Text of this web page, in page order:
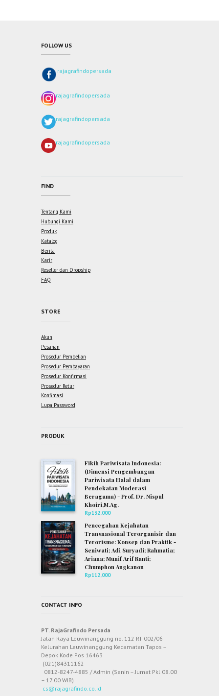
FOLLOW US
rajagrafindopersada
rajagrafindopersada
rajagrafindopersada
rajagrafindopersada
FIND
Tentang Kami
Hubungi Kami
Produk
Katalog
Berita
Karir
Reseller dan Dropship
FAQ
STORE
Akun
Pesanan
Prosedur Pembelian
Prosedur Pembayaran
Prosedur Konfirmasi
Prosedur Retur
Konfimasi
Lupa Password
PRODUK
Fikih Pariwisata Indonesia:
(Dimensi Pengembangan
Pariwisata Halal dalam
Pendekatan Moderasi
Beragama) - Prof. Dr. Nispul
Khoiri,M.Ag.
Rp132,000
Pencegahan Kejahatan
Transnasional Terorganisir dan
Terorisme: Konsep dan Praktik -
Seniwati; Adi Suryadi; Rahmatia;
Ariana; Munif Arif Ranti;
Chumphon Angkanon
Rp112,000
CONTACT INFO
PT. RajaGrafindo Persada
Jalan Raya Leuwinanggung no. 112 RT 002/06
Kelurahan Leuwinanggung Kecamatan Tapos –
Depok Kode Pos 16463
(021)84311162
0812-8247-4885 / Admin (Senin – Jumat Pkl 08.00
– 17.00 WIB)
cs@rajagrafindo.co.id